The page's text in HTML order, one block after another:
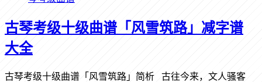
古琴考级十级曲谱「风雪筑路」减字谱
大全
古琴考级十级曲谱「风雪筑路」简析 古往今来，文人骚客